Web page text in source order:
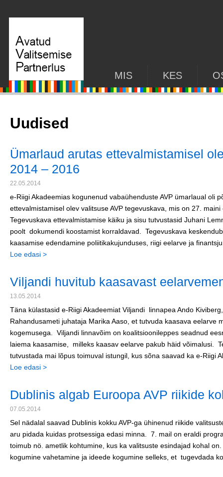
MIS KES
Uudised
Ümarlaud arutas ettevalmistamisel
2014 – 2016
22.05.2014
e-Riigi Akadeemias kogunenud vabaühenduste AVP ümarlaual oli
ettevalmistamisel olev valitsuse AVP tegevuskava, mis on 27.
Tegevuskava ettevalmistamise käiku ja sisu tutvustasid Juhani
poolt dokumendi koostamist korraldavad. Tegevuskava
kaasamise edendamine poliitikakujunduses, riigi eelarve ja
Loe edasi >
Viljandi huvitub kaasavast
13.05.2014
Täna külastasid e-Riigi Akadeemiat Viljandi linnapea Ando
Rahandusameti juhataja Marika Aaso, et tutvuda kaasava eelarve
kogemusega. Viljandi linnavõim on koalitsioonileppes seadnud
laiema kaasamise, milleks kaasav eelarve pakub häid võimalusi.
tutvustada mai lõpus toimuval istungil, kus sõna saavad ka e-Riigi
Loe edasi >
Dublinis algab Euroopa AVP riikide
07.05.2014
Sel nädalal saavad Dublinis kokku AVP-ga ühinenud riikide
aru pidada kuidas protsessiga edasi minna. 7. mail on eraldi
toimub nö. ametlik kohtumine, kus ka valitsuste esindajad kohal
kogumine vahetamine ja ideede kogumine selleks, et tugevdada